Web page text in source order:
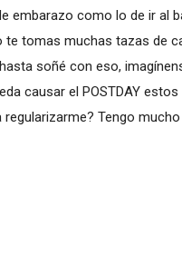
embarazo como lo de ir al
tomas muchas tazas de
soñé con eso,
causar el POSTDAY
Tengo